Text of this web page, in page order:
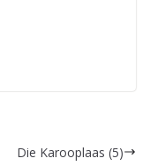
Die Karooplaas (5)